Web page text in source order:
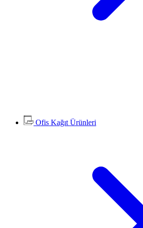
Ofis Kağıt Ürünleri